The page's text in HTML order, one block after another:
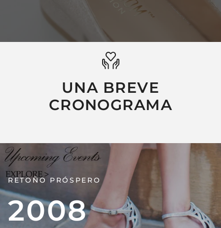
UNA BREVE
CRONOGRAMA
RETOÑO PRÓSPERO
2008